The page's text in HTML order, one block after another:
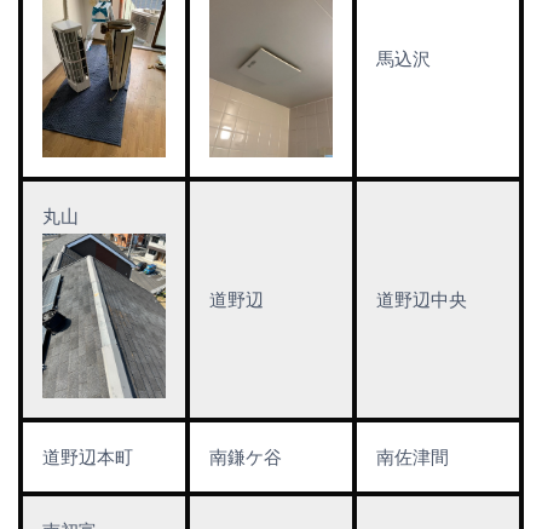
馬込沢
丸山
道野辺 道野辺中央
道野辺本町 南鎌ケ谷 南佐津間